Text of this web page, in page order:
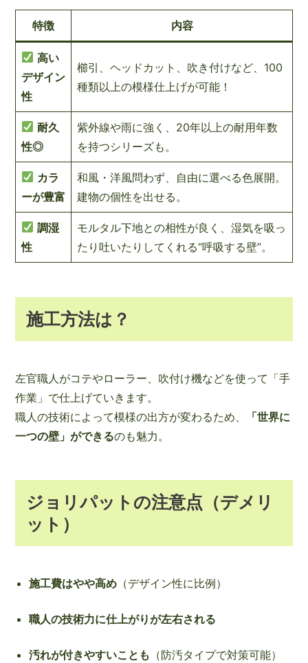
特徴 内容
高い
デザイン
性
櫛引、ヘッドカット、吹き付けなど、100
種類以上の模様仕上げが可能！
耐久
性◎
紫外線や雨に強く、20年以上の耐用年数
を持つシリーズも。
カラ
ーが豊富
和風・洋風問わず、自由に選べる色展開。
建物の個性を出せる。
調湿
性
モルタル下地との相性が良く、湿気を吸っ
たり吐いたりしてくれる“呼吸する壁”。
施工方法は？
左官職人がコテやローラー、吹付け機などを使って「手
作業」で仕上げていきます。
職人の技術によって模様の出方が変わるため、
「世界に
一つの壁」ができるのも魅力。
ジョリパットの注意点（デメリ
ット）
施工費はやや高め （デザイン性に比例）
職人の技術力に仕上がりが左右される
汚れが付きやすいことも （防汚タイプで対策可能）